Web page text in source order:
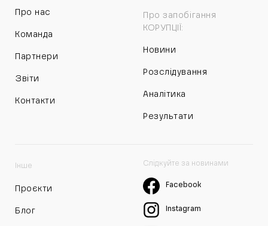
Про нас
Команда
Партнери
Звіти
Контакти
Про запобігання
КОРУПЦІЇ:
Новини
Розслідування
Аналітика
Результати
Інше
Проєкти
Блог
Слідкуйте за новинами
Facebook
Instagram